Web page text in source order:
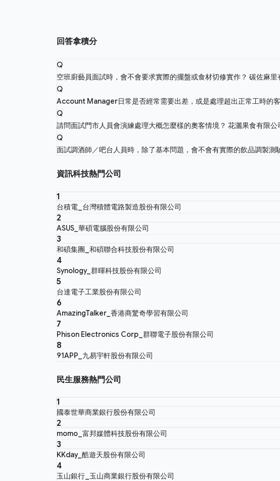
回答拿積分
Q
空班廚藝員面試時，會不會要求實際的擺盤或食材切修實作？ 碳佐麻里
Q
Account Manager日常是否經常需要出差，或是處理超出正常工時的
Q
請問面試門市人員會演練處理大概怎麼樣的奧客情境？ 花灑果食有限公
Q
面試調酒師／吧台人員時，除了基本問題，會不會有實際的飲品調製測
資訊科技熱門公司
1
台積電_台灣積體電路製造股份有限公司
2
ASUS_華碩電腦股份有限公司
3
和碩集團_和碩聯合科技股份有限公司
4
Synology_群暉科技股份有限公司
5
台達電子工業股份有限公司
6
AmazingTalker_香港商驚奇學習有限公司
7
Phison Electronics Corp_群聯電子股份有限公司
8
91APP_九易宇軒股份有限公司
民生服務熱門公司
1
國泰世華商業銀行股份有限公司
2
momo_富邦媒體科技股份有限公司
3
KKday_酷遊天股份有限公司
4
玉山銀行_玉山商業銀行股份有限公司